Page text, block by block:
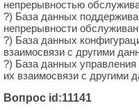
непрерывностью
?) База данных
непрерывности
?) База данных
взаимосвязи с другими
?) База данных
их взаимосвязи с другими
Вопрос id:11141